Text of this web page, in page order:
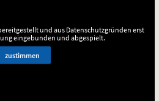
und aus Datenschutzgründen erst
eingebunden und abgespielt.
zustimmen